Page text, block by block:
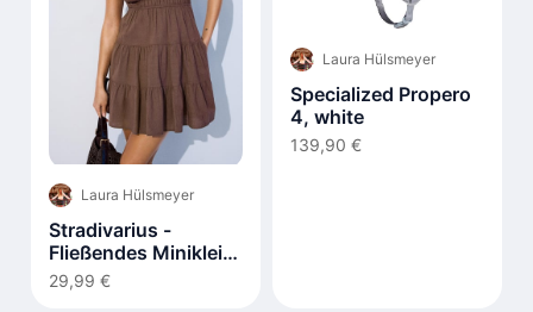
Laura Hülsmeyer
Stradivarius -
Fließendes Minikleid
mit
Rückenschnürung
29,99 €
Laura Hülsmeyer
Specialized Propero
4, white
139,90 €